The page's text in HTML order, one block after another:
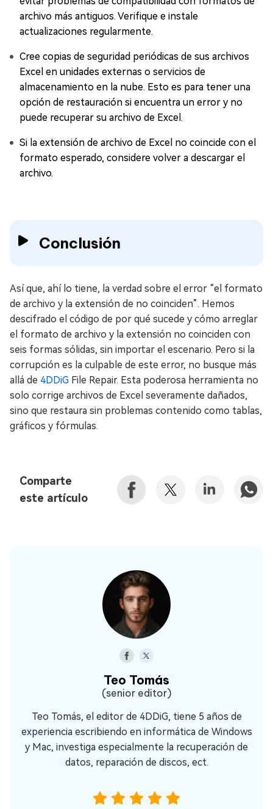
archivo más antiguos. Verifique e instale
actualizaciones regularmente.
Cree copias de seguridad periódicas de sus archivos
Excel en unidades externas o servicios de
almacenamiento en la nube. Esto es para tener una
opción de restauración si encuentra un error y no
puede recuperar su archivo de Excel.
Si la extensión de archivo de Excel no coincide con el
formato esperado, considere volver a descargar el
archivo.
Conclusión
Así que, ahí lo tiene, la verdad sobre el error “el formato
de archivo y la extensión de no coinciden”. Hemos
descifrado el código de por qué sucede y cómo arreglar
el formato de archivo y la extensión no coinciden con
seis formas sólidas, sin importar el escenario. Pero si la
corrupción es la culpable de este error, no busque más
allá de 4DDiG File Repair. Esta poderosa herramienta no
solo corrige archivos de Excel severamente dañados,
sino que restaura sin problemas contenido como tablas,
gráficos y fórmulas.
Comparte
este artículo
Teo Tomás
(senior editor)
Teo Tomás, el editor de 4DDiG, tiene 5 años de
experiencia escribiendo en informática de Windows
y Mac, investiga especialmente la recuperación de
datos, reparación de discos, ect.